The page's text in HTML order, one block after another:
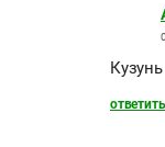
ответить